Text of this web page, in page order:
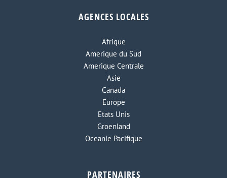
AGENCES LOCALES
Afrique
Amerique du Sud
Amerique Centrale
Asie
Canada
Europe
Etats Unis
Groenland
Oceanie Pacifique
PARTENAIRES